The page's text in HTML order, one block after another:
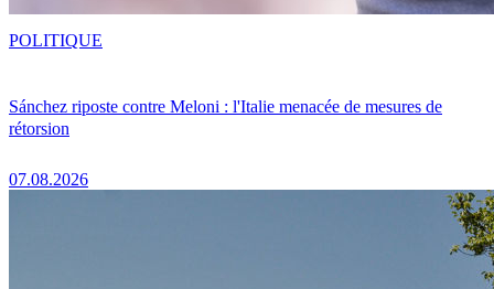
Sánchez riposte contre Meloni : l'Italie menacée de mesures de
rétorsion
07.08.2026
POLITIQUE